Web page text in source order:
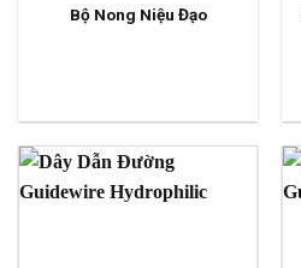
Bộ Nong Niệu Đạo